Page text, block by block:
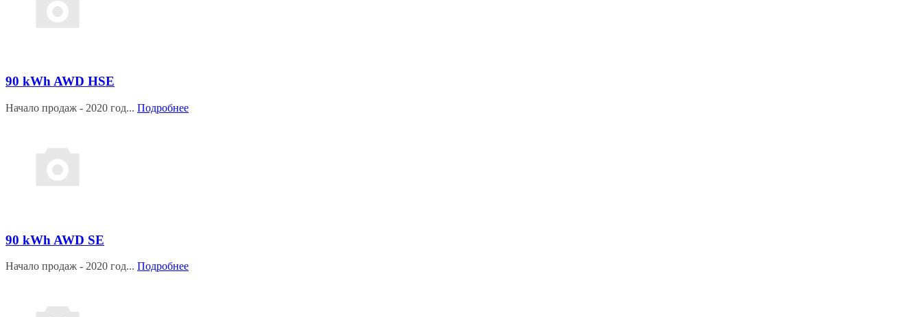
90 kWh AWD HSE
Начало продаж - 2020 год... Подробнее
90 kWh AWD SE
Начало продаж - 2020 год... Подробнее